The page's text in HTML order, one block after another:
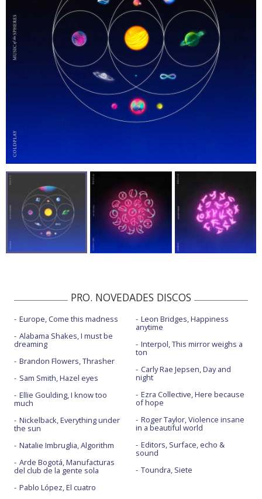
PRO. NOVEDADES DISCOS
Europe, Come this madness
Alabama Shakes, I must be
dreaming
Brandon Flowers, Thrasher
Sam Smith, Hazel eyes
Ellie Goulding, I know too
much
Nickelback, Everything under
the sun
Natalie Imbruglia, Algorithm
Arde Bogotá, Manufacturas
del club de la gente sola
Pablo López, El cuatro
Leon Bridges, Happiness
anytime
Interpol, This mirror weighs a
ton
Carly Rae Jepsen, Day and
night
Ezra Collective, Here because
of hope
Roger Taylor, Violence insane
in a beautiful world
Editors, Surface, echo &
sound
Toundra, Siete